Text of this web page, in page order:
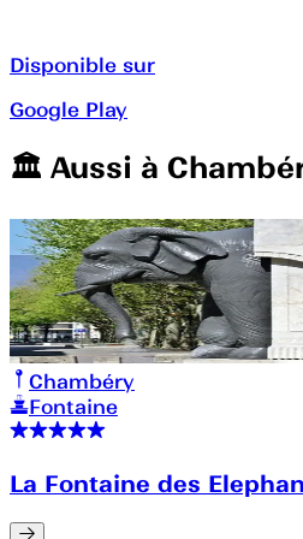
Disponible sur
Google Play
🏛️️ Aussi à
Chambéry
Fontaine
La Fontaine des